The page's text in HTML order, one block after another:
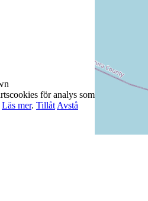
för analys som gör att vi
Läs mer. Tillåt Avstå